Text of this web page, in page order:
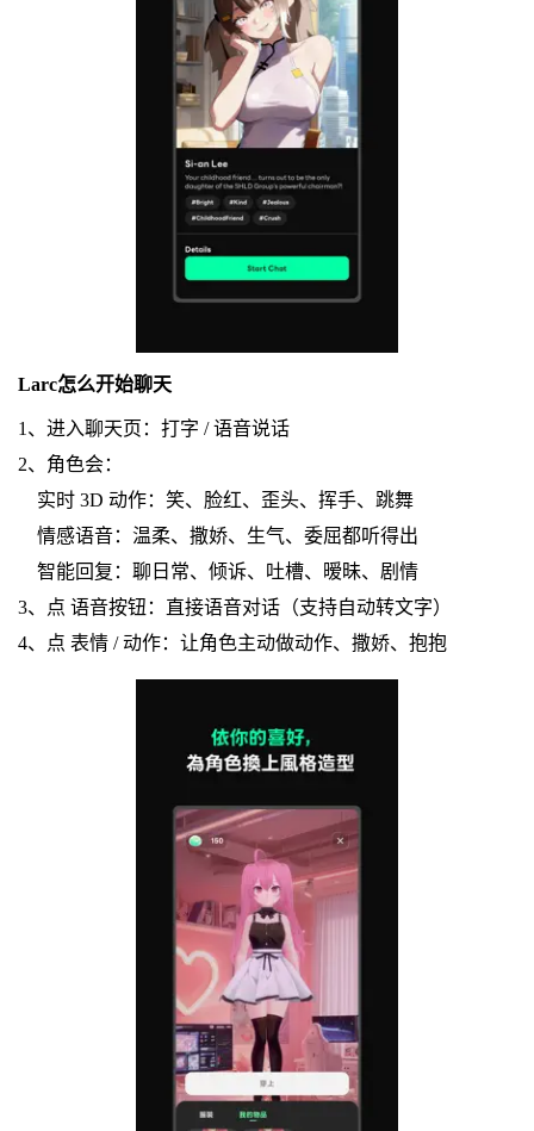
Larc怎么开始聊天
1、进入聊天页：打字 / 语音说话
2、角色会：
实时 3D 动作：笑、脸红、歪头、挥手、跳舞
情感语音：温柔、撒娇、生气、委屈都听得出
智能回复：聊日常、倾诉、吐槽、暧昧、剧情
3、点 语音按钮：直接语音对话（支持自动转文字）
4、点 表情 / 动作：让角色主动做动作、撒娇、抱抱